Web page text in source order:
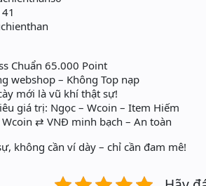
Chuẩn 65.000 Point
webshop – Không Top nạp
mới là vũ khí thật sự!
giá trị: Ngọc – Wcoin – Item Hiếm
⇄ VNĐ minh bạch – An toàn
không cần ví dày – chỉ cần đam mê!